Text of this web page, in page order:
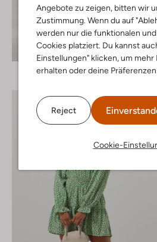
Angebote zu zeigen, bitten wir
Zustimmung. Wenn du auf
werden nur die funktionalen
Cookies platziert. Du kannst
Einstellungen" klicken, um
erhalten oder deine
Reject
Cookie-
Entdecke den Look